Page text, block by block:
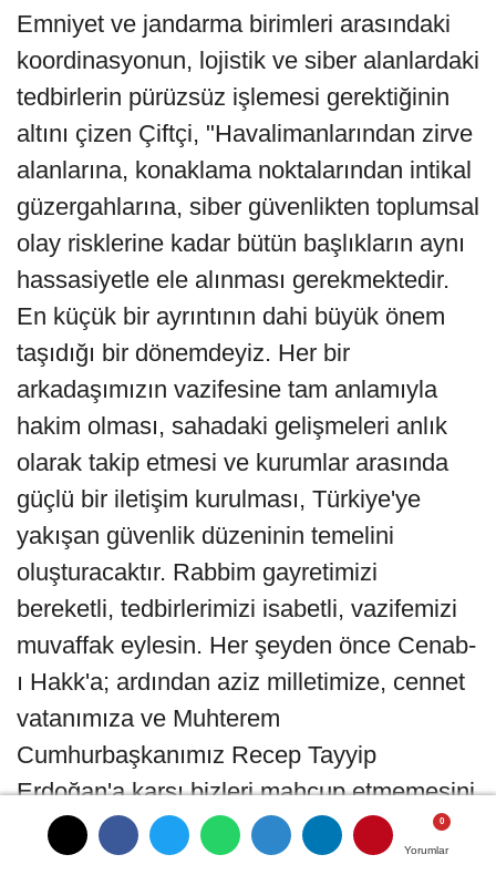
Yorumlar
Yorumlar
Yorumlar
Emniyet ve jandarma birimleri arasındaki
koordinasyonun, lojistik ve siber alanlardaki
tedbirlerin pürüzsüz işlemesi gerektiğinin
altını çizen Çiftçi, "Havalimanlarından zirve
alanlarına, konaklama noktalarından intikal
güzergahlarına, siber güvenlikten toplumsal
olay risklerine kadar bütün başlıkların aynı
hassasiyetle ele alınması gerekmektedir.
En küçük bir ayrıntının dahi büyük önem
taşıdığı bir dönemdeyiz. Her bir
arkadaşımızın vazifesine tam anlamıyla
hakim olması, sahadaki gelişmeleri anlık
olarak takip etmesi ve kurumlar arasında
güçlü bir iletişim kurulması, Türkiye'ye
yakışan güvenlik düzeninin temelini
oluşturacaktır. Rabbim gayretimizi
bereketli, tedbirlerimizi isabetli, vazifemizi
muvaffak eylesin. Her şeyden önce Cenab-
ı Hakk'a; ardından aziz milletimize, cennet
vatanımıza ve Muhterem
Cumhurbaşkanımız Recep Tayyip
Erdoğan'a karşı bizleri mahcup etmemesini
niyaz ediyorum. Toplantımızın hayırlara
vesile olmasını diliyor, görev alacak bütün